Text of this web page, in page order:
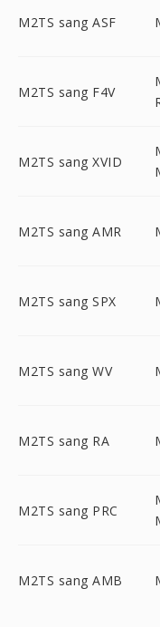
M2TS sang ASF
M2TS sang F4V
M2TS sang XVID
M2TS sang AMR
M2TS sang SPX
M2TS sang WV
M2TS sang RA
M2TS sang PRC
M2TS sang AMB